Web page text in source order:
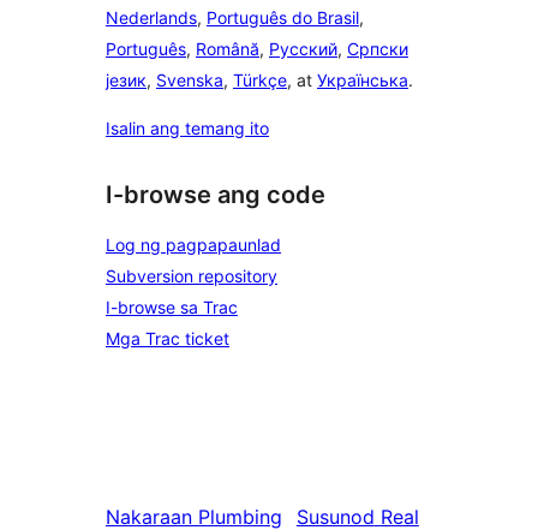
Nederlands, Português do Brasil,
Português, Română, Русский, Српски
језик, Svenska, Türkçe, at Українська.
Isalin ang temang ito
I-browse ang code
Log ng pagpapaunlad
Subversion repository
I-browse sa Trac
Mga Trac ticket
Nakaraan Plumbing
Susunod Real